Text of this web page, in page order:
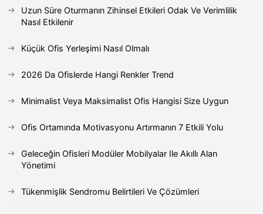
Uzun Süre Oturmanın Zihinsel Etkileri Odak Ve Verimlilik
Nasıl Etkilenir
Küçük Ofis Yerleşimi Nasıl Olmalı
2026 Da Ofislerde Hangi Renkler Trend
Minimalist Veya Maksimalist Ofis Hangisi Size Uygun
Ofis Ortamında Motivasyonu Artırmanın 7 Etkili Yolu
Geleceğin Ofisleri Modüler Mobilyalar Ile Akıllı Alan
Yönetimi
Tükenmişlik Sendromu Belirtileri Ve Çözümleri